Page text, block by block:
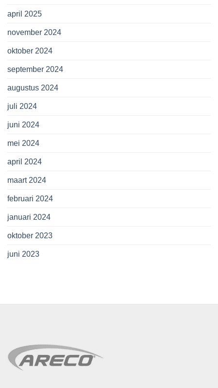
april 2025
november 2024
oktober 2024
september 2024
augustus 2024
juli 2024
juni 2024
mei 2024
april 2024
maart 2024
februari 2024
januari 2024
oktober 2023
juni 2023